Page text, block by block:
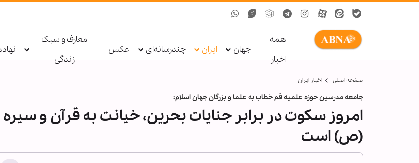
همه
اخبار
جهان ایران چندرسانه‌ای عکس
معارف و سبک
زندگی
صفحه اصلی اخبار ایران
جامعه مدرسين حوزه علميه قم خطاب به علما و بزرگان جهان اسلام:
امروز سكوت در برابر جنايات بحرين،‌ خيانت به قرآن و سيره
(ص) است